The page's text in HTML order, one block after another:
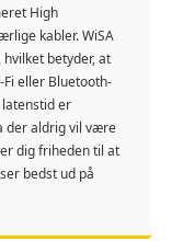
High
kabler. WiSA
betyder, at
eller Bluetooth-
er
der aldrig vil være
dig friheden til at
bedst ud på